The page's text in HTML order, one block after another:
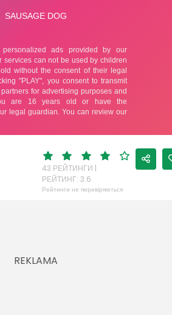
43 РЕЙТИНГИ |
РЕЙТИНГ: 3.6
Рейтинги не перевіряються